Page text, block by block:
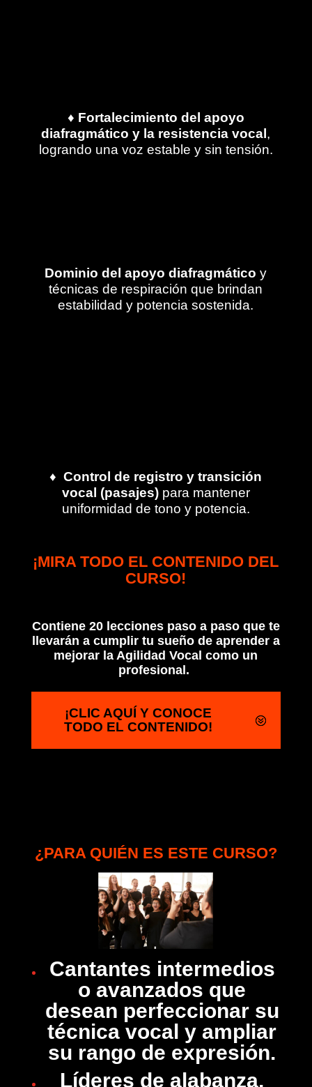
♦ Fortalecimiento del apoyo
diafragmático y la resistencia vocal ,
logrando una voz estable y sin tensión.
Dominio del apoyo diafragmático y
técnicas de respiración que brindan
estabilidad y potencia sostenida.
♦Control de registro y transición
vocal (pasajes)para mantener
uniformidad de tono y potencia.
¡MIRA TODO EL CONTENIDO DEL
CURSO!
Contiene 20 lecciones paso a paso que te
llevarán a cumplir tu sueño de aprender a
mejorar la Agilidad Vocal como un
profesional.
¡CLIC AQUÍ Y CONOCE
TODO EL CONTENIDO!
¿PARA QUIÉN ES ESTE CURSO?
Cantantes intermedios
o avanzados que
desean perfeccionar su
técnica vocal y ampliar
su rango de expresión.
Líderes de alabanza,